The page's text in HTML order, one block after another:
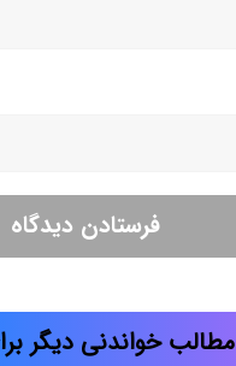
مطالب خواندنی دیگر